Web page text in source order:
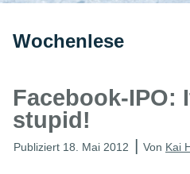
Wochenlese
Facebook-IPO:
stupid!
Publiziert 18. Mai 2012 | Von Kai